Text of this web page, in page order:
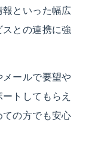
といった幅広
との連携に強
ールで要望や
トしてもらえ
の方でも安心